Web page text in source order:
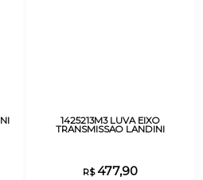
1425213M3 LUVA EIXO
TRANSMISSAO LANDINI
R$477,90